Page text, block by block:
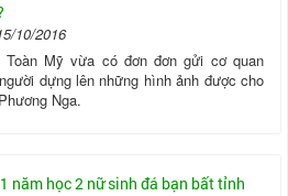
10/2016
Toàn Mỹ vừa có đơn đơn gửi cơ quan
dựng lên những hình ảnh được cho
Nga.
năm học 2 nữ sinh đá bạn bất tỉnh